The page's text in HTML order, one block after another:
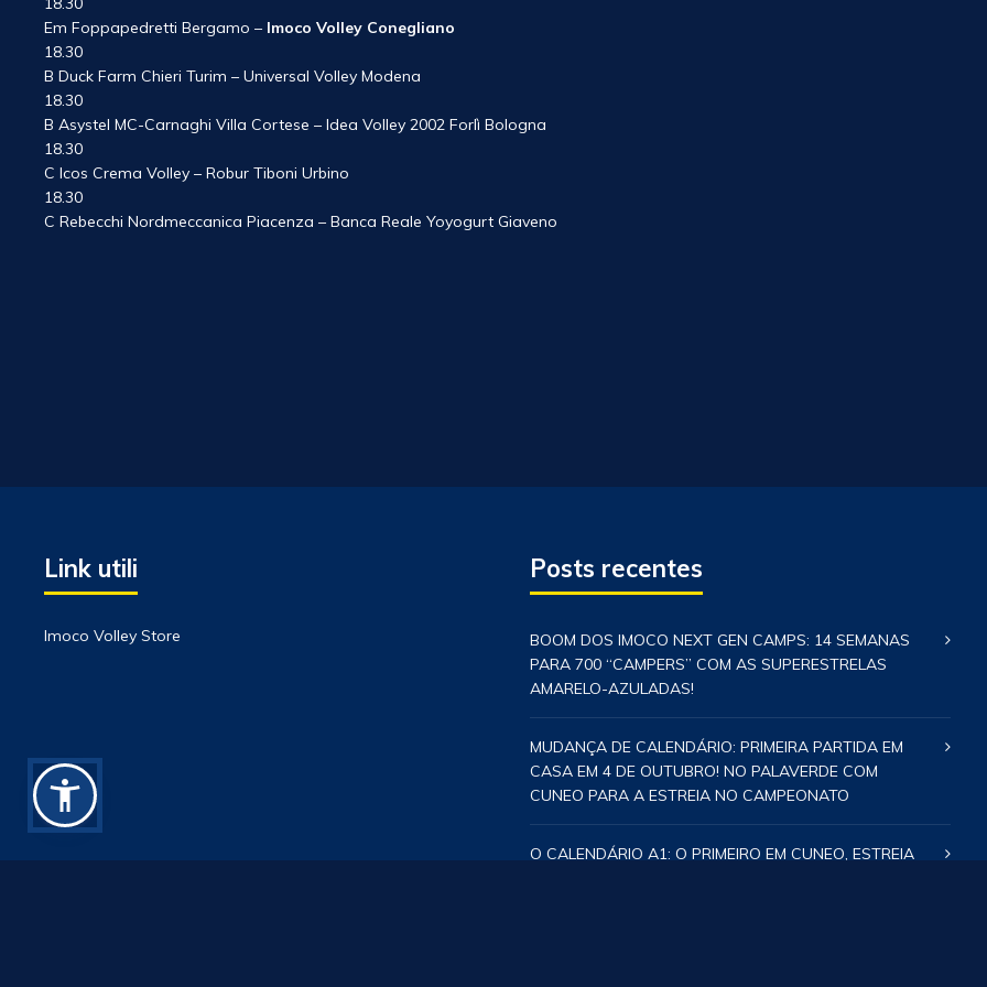
Em Foppapedretti Bergamo – Imoco Volley Conegliano
18.30
B Duck Farm Chieri Turim – Universal Volley Modena
18.30
B Asystel MC-Carnaghi Villa Cortese – Idea Volley 2002 Forlì Bologna
18.30
C Icos Crema Volley – Robur Tiboni Urbino
18.30
C Rebecchi Nordmeccanica Piacenza – Banca Reale Yoyogurt Giaveno
Link utili
Imoco Volley Store
Posts recentes
BOOM DOS IMOCO NEXT GEN CAMPS: 14 SEMANAS
PARA 700 “CAMPERS” COM AS SUPERESTRELAS
AMARELO-AZULADAS!
MUDANÇA DE CALENDÁRIO: PRIMEIRA PARTIDA EM
CASA EM 4 DE OUTUBRO! NO PALAVERDE COM
CUNEO PARA A ESTREIA NO CAMPEONATO
O CALENDÁRIO A1: O PRIMEIRO EM CUNEO, ESTREIA